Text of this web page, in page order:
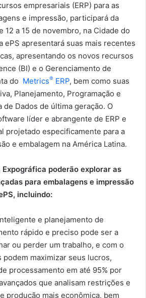
empresariais (ERP) para as
e impressão, participará da
12 a 15 de novembro, na Cidade do
ePS apresentará suas mais recentes
apresentando os novos recursos
(BI) e o Gerenciamento de
do Metrics® ERP, bem como suas
Planejamento, Programação e
de Dados de última geração. O
líder e abrangente de ERP e
projetado especificamente para a
e embalagem na América Latina.
poderão explorar as
para embalagens e impressão
incluindo:
e planejamento de
rápido e preciso pode ser a
ou perder um trabalho, e com o
podem maximizar seus lucros,
processamento em até 95% por
que analisam restrições e
produção mais econômica, bem